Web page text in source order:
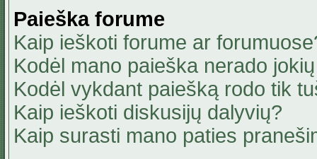
Paieška forume
Kaip ieškoti forume ar
Kodėl mano paieška nerado
Kodėl vykdant paiešką rodo tik
Kaip ieškoti diskusijų dalyvių?
Kaip surasti mano paties